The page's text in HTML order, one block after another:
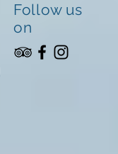
Follow us
on